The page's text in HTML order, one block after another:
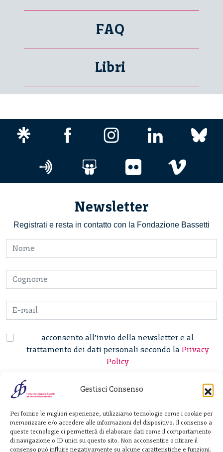
Gestisci Consenso
Per fornire le migliori esperienze, utilizziamo tecnologie come i cookie per
memorizzare e/o accedere alle informazioni del dispositivo. Il consenso a
queste tecnologie ci permetterà di elaborare dati come il comportamento
di navigazione o ID unici su questo sito. Non acconsentire o ritirare il
consenso può influire negativamente su alcune caratteristiche e funzioni.
FAQ
Libri
Newsletter
Registrati e resta in contatto con la Fondazione Bassetti
acconsento all’invio della newsletter e al
trattamento dei dati personali secondo la Privacy
Policy
Giannino Bassetti ETS